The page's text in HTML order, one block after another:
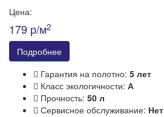
Цена:
179 р/м2
Подробнее
Гарантия на полотно: 5 лет
Класс экологичности: А
Прочность: 50 л
Сервисное обслуживание: Нет